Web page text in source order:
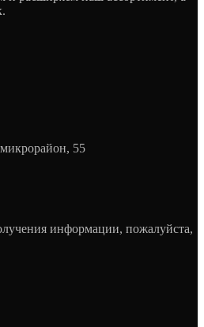
55
информации, пожалуйста,